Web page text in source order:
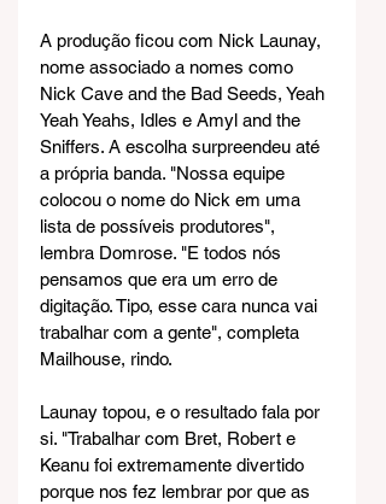
A produção ficou com Nick Launay,
nome associado a nomes como
Nick Cave and the Bad Seeds, Yeah
Yeah Yeahs, Idles e Amyl and the
Sniffers. A escolha surpreendeu até
a própria banda. "Nossa equipe
colocou o nome do Nick em uma
lista de possíveis produtores",
lembra Domrose. "E todos nós
pensamos que era um erro de
digitação. Tipo, esse cara nunca vai
trabalhar com a gente", completa
Mailhouse, rindo.
Launay topou, e o resultado fala por
si. "Trabalhar com Bret, Robert e
Keanu foi extremamente divertido
porque nos fez lembrar por que as